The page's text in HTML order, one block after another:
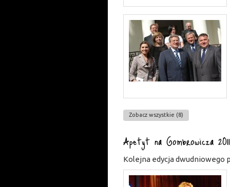
Zobacz wszystkie (8)
Apetyt na Gombrowicza
Kolejna edycja dwudniowego